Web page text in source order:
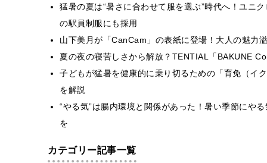
猛暑の夏は“暑さに合わせて服を選ぶ”時代へ！ユニ
の駅員制服にも採用
山下美月が「CanCam」の表紙に登場！大人の魅力
夏の夜の寝苦しさから解放？TENTIAL「BAKUNE
子どもが猛暑を健康的に乗り切るための「育免（イ
を解説
“やる気”は腸内環境と関係があった！暑い季節にや
を
カテゴリー記事一覧